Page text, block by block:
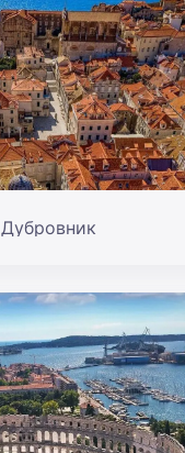
Дубровник